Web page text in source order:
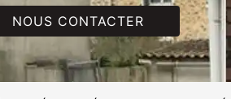
NOUS CONTACTER